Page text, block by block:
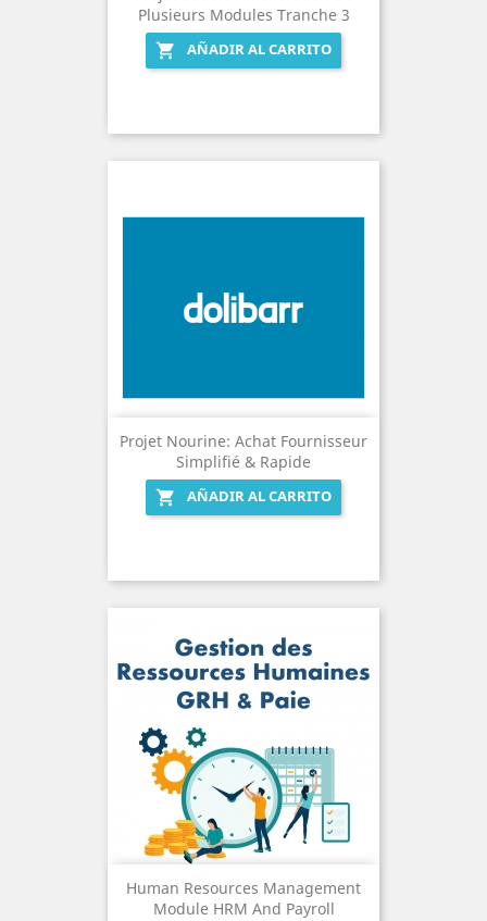
Plusieurs Modules Tranche 3

AÑADIR AL CARRITO
Projet Nourine: Achat Fournisseur
Simplifié & Rapide

AÑADIR AL CARRITO
Human Resources Management
Module HRM And Payroll